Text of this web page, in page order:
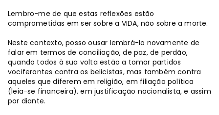
Lembro-me de que estas reflexões estão
comprometidas em ser sobre a VIDA, não sobre a morte.
Neste contexto, posso ousar lembrá-lo novamente de
falar em termos de conciliação, de paz, de perdão,
quando todos à sua volta estão a tomar partidos
vociferantes contra os belicistas, mas também contra
aqueles que diferem em religião, em filiação política
(leia-se financeira), em justificação nacionalista, e assim
por diante.